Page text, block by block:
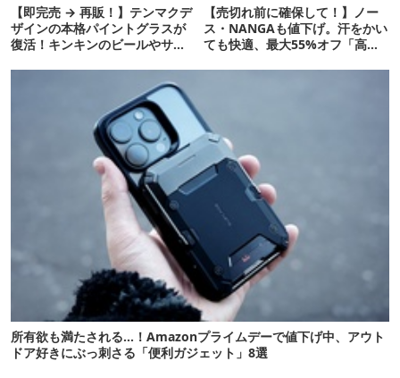
【即完売 → 再販！】テンマクデ
ザインの本格パイントグラスが
復活！キンキンのビールやサワ
【売切れ前に確保して！】ノー
ス・NANGAも値下げ。汗をかい
ても快適、最大55%オフ「高機
所有欲も満たされる…！Amazonプライムデーで値下げ中、アウト
ドア好きにぶっ刺さる「便利ガジェット」8選